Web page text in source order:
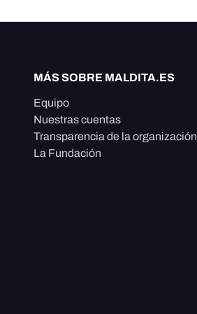
MÁS SOBRE MALDITA.ES
Equipo
Nuestras cuentas
Transparencia de la organización
La Fundación